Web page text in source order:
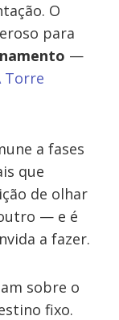
O
para
—
Torre
a fases
que
de olhar
— e é
a fazer.
sobre o
fixo.